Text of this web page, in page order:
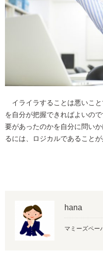
イライラすることは悪いこ
を自分が把握できればよいの
要があったのかを自分に問い
るには、ロジカルであることが
hana
マミーズペー